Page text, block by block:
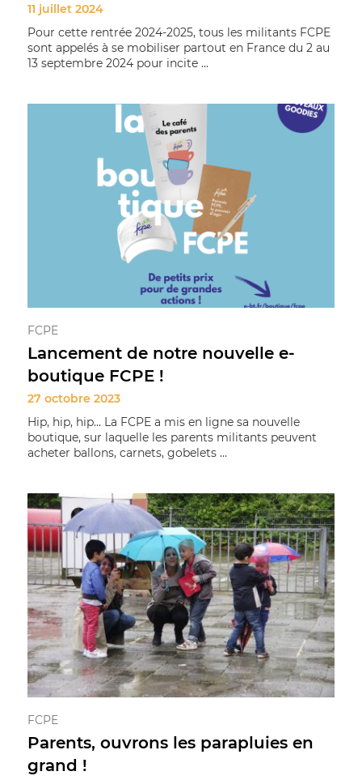
11 juillet 2024
Pour cette rentrée 2024-2025, tous les militants FCPE
sont appelés à se mobiliser partout en France du 2 au
13 septembre 2024 pour incite ...
FCPE
Lancement de notre nouvelle e-
boutique FCPE !
27 octobre 2023
Hip, hip, hip… La FCPE a mis en ligne sa nouvelle
boutique, sur laquelle les parents militants peuvent
acheter ballons, carnets, gobelets ...
FCPE
Parents, ouvrons les parapluies en
grand !